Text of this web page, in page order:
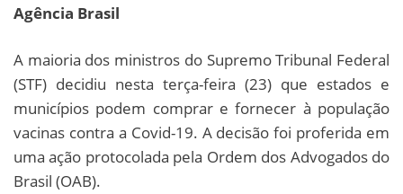
Agência Brasil
A maioria dos ministros do Supremo Tribunal Federal
(STF) decidiu nesta terça-feira (23) que estados e
municípios podem comprar e fornecer à população
vacinas contra a Covid-19. A decisão foi proferida em
uma ação protocolada pela Ordem dos Advogados do
Brasil (OAB).